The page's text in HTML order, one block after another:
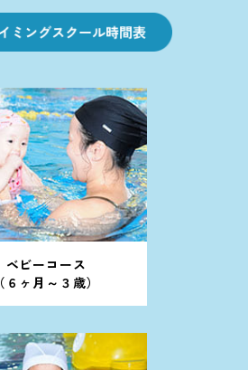
ベビーコース
（６ヶ月～３歳）